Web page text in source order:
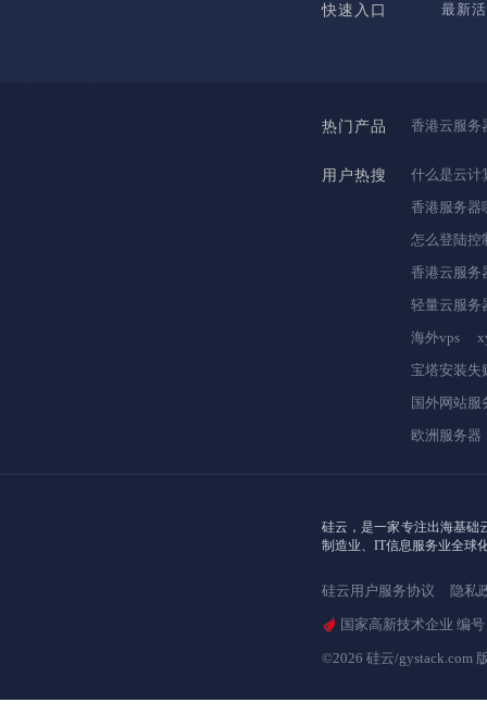
快速入口 最新
热门产品 香港云服务
用户热搜
什么是云计
香港服务器
怎么登陆控
香港云服务
轻量云服务
海外vps
宝塔安装失
国外网站服
欧洲服务器
硅云，是一家专注出海基础
制造业、IT信息服务业全球
硅云用户服务协议 隐私
国家高新技术企业 编
©2026 硅云/gystack.com